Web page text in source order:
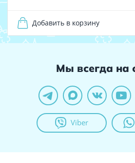
Добавить в корзину
Мы всегда на
Viber